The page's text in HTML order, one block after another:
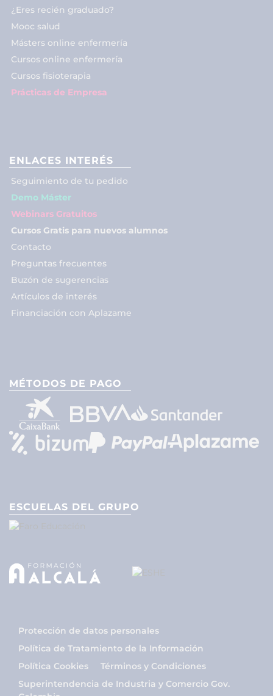
¿Eres recién graduado?
Mooc salud
Másters online enfermería
Cursos online enfermería
Cursos fisioterapia
Prácticas de Empresa
ENLACES INTERÉS
Seguimiento de tu pedido
Demo Máster
Webinars Gratuitos
Cursos Gratis para nuevos alumnos
Contacto
Preguntas frecuentes
Buzón de sugerencias
Artículos de interés
Financiación con Aplazame
MÉTODOS DE PAGO
ESCUELAS DEL GRUPO
Protección de datos personales
Política de Tratamiento de la Información
Política Cookies
Términos y Condiciones
Superintendencia de Industria y Comercio Gov.